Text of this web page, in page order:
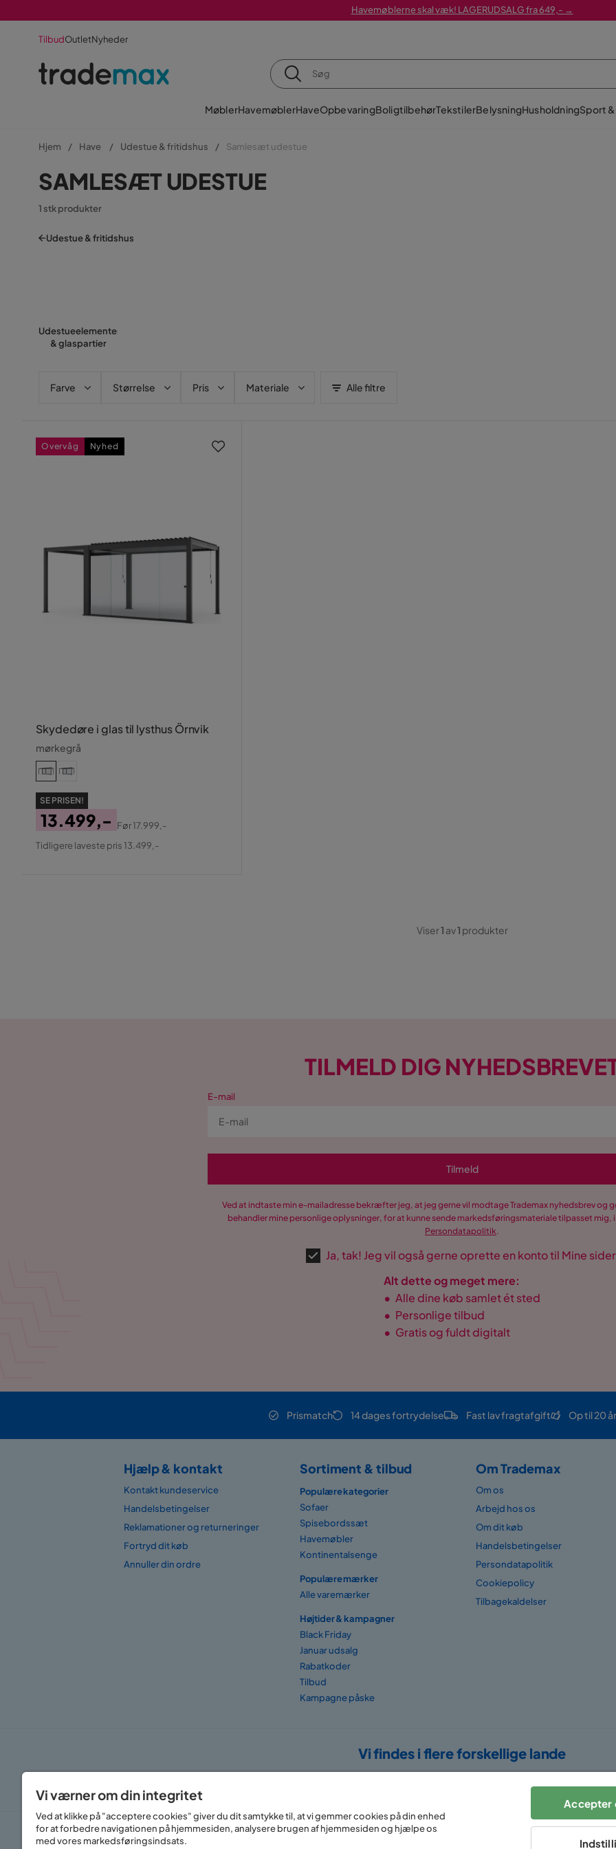
Havemøblerne skal væk! LAGERUDSALG fra 649,- →
TilbudOutletNyheder
MøblerHavemøblerHaveOpbevaringBoligtilbehørTekstilerBelysningHusholdningSport
Hjem Have Udestue & fritidshus Samlesæt udestue
SAMLESÆT UDESTUE
1 stk produkter
Udestue & fritidshus
Udestueelementer
& glaspartier
Farve Størrelse Pris Materiale Alle filtre
Skydedøre i glas til lysthus Örnvik
mørkegrå
SE PRISEN!
Pris
13.499,-
Original
Før17.999,-
Tidligere laveste pris 13.499,-
Overvåg Nyhed
Viser1 av1 produkter
TILMELD DIG
E-mail
Tilmeld
Ved at indtaste min e-mailadresse bekræfter jeg, at jeg gerne vil modtage Trademax nyhedsbrev og
behandler mine personlige oplysninger, for at kunne sende markedsføringsmateriale tilpasset mig,
Persondatapolitik.
Ja, tak! Jeg vil også gerne oprette en konto til Mine
Alt dette og meget mere:
• Alle dine køb samlet ét sted
• Personlige tilbud
• Gratis og fuldt digitalt
Prismatch 14 dages fortrydelse Fast lav fragtafgift Op til 20
Hjælp & kontakt
Kontakt kundeservice
Handelsbetingelser
Reklamationer og returneringer
Fortryd dit køb
Annuller din ordre
Sortiment & tilbud
Populære kategorier
Sofaer
Spisebordssæt
Havemøbler
Kontinentalsenge
Populære mærker
Alle varemærker
Højtider & kampagner
Black Friday
Januar udsalg
Rabatkoder
Tilbud
Kampagne påske
Om Trademax
Om os
Arbejd hos os
Om dit køb
Handelsbetingelser
Persondatapolitik
Cookiepolicy
Tilbagekaldelser
Vi findes i flere forskellige lande
Vi værner om din integritet
Ved at klikke på "acceptere cookies" giver du dit samtykke til, at vi gemmer cookies på din enhed
for at forbedre navigationen på hjemmesiden, analysere brugen af hjemmesiden og hjælpe os
med vores markedsføringsindsats.
Accepter